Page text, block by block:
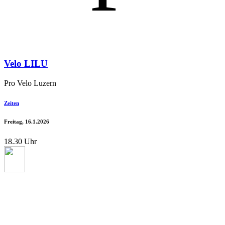
Velo LILU
Pro Velo Luzern
Zeiten
Freitag, 16.1.2026
18.30 Uhr